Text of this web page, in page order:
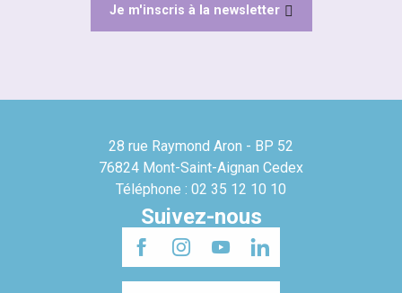
Je m'inscris à la newsletter
28 rue Raymond Aron - BP 52
76824 Mont-Saint-Aignan Cedex
Téléphone : 02 35 12 10 10
Suivez-nous